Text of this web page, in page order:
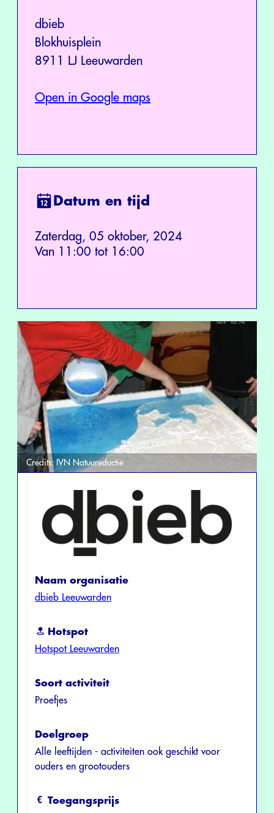
dbieb
Blokhuisplein
8911 LJ Leeuwarden
Open in Google maps
Datum en tijd
Zaterdag, 05 oktober, 2024
Van 11:00 tot 16:00
Credits: IVN Natuureductie
Naam organisatie
dbieb Leeuwarden
Hotspot
Hotspot Leeuwarden
Soort activiteit
Proefjes
Doelgroep
Alle leeftijden - activiteiten ook geschikt voor
ouders en grootouders
Toegangsprijs